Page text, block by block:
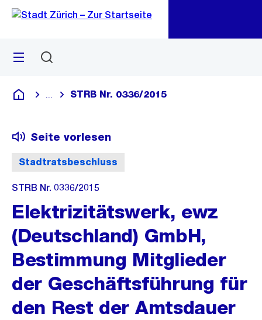
Navigation
Sprunglink
Menü
Deutsch
Blende alle Breadcrumbs ein
STRB Nr. 0336/2015
Stadtratsbeschluss
Seite vorlesen
STRB Nr. 0336/2015
Elektrizitätswerk, ewz
(Deutschland) GmbH,
Bestimmung Mitglieder
der Geschäftsführung für
den Rest der Amtsdauer